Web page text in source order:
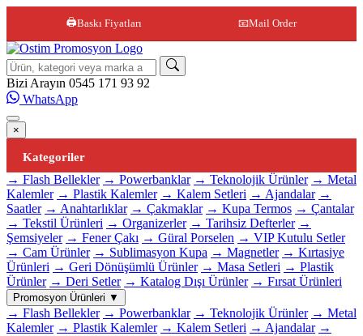
🖨️Baskı Fiyatları 📧Mail Order
Site içi arama
Bizi Arayın 0545 171 93 92
WhatsApp
×
Kategoriler
→ Flash Bellekler → Powerbanklar → Teknolojik Ürünler → Metal
Kalemler → Plastik Kalemler → Kalem Setleri → Ajandalar →
Saatler → Anahtarlıklar → Çakmaklar → Kupa Termos → Çantalar
→ Tekstil Ürünleri → Organizerler → Tarihsiz Defterler →
Şemsiyeler → Fener Çakı → Güral Porselen → VIP Kutulu Setler
→ Cam Ürünler → Sublimasyon Kupa → Magnetler → Kırtasiye
Ürünleri → Geri Dönüşümlü Ürünler → Masa Setleri → Plastik
Ürünler → Deri Setler → Katalog Dışı Ürünler → Fırsat Ürünleri
Promosyon Ürünleri ▼
→ Flash Bellekler → Powerbanklar → Teknolojik Ürünler → Metal
Kalemler → Plastik Kalemler → Kalem Setleri → Ajandalar →